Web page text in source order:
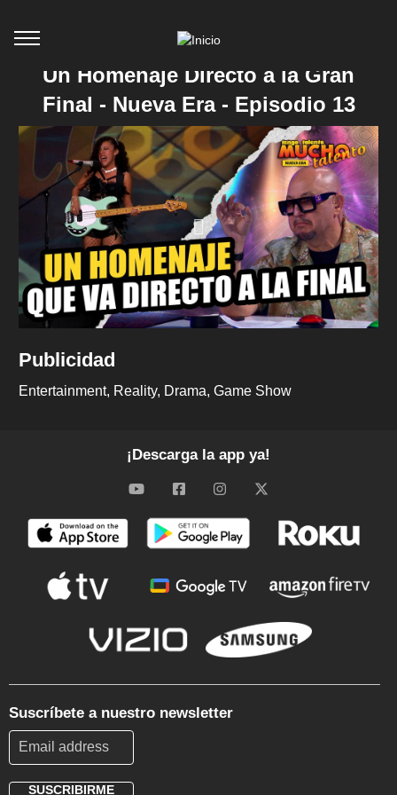
Un Homenaje Directo a la Gran
Final - Nueva Era - Episodio 13
Publicidad
Entertainment Reality Drama Game Show
¡Descarga la app ya!
Suscríbete a nuestro newsletter
SUSCRIBIRME